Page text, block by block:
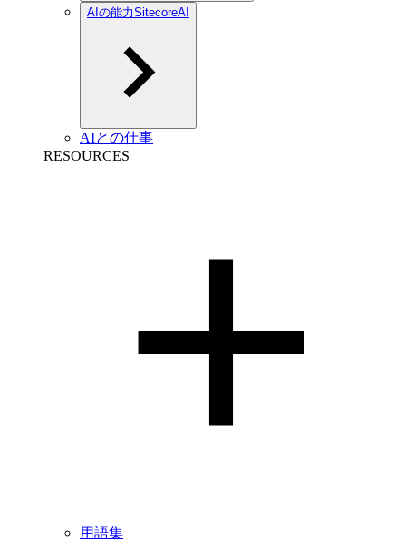
AIの能力SitecoreAI
AIとの仕事
RESOURCES
用語集